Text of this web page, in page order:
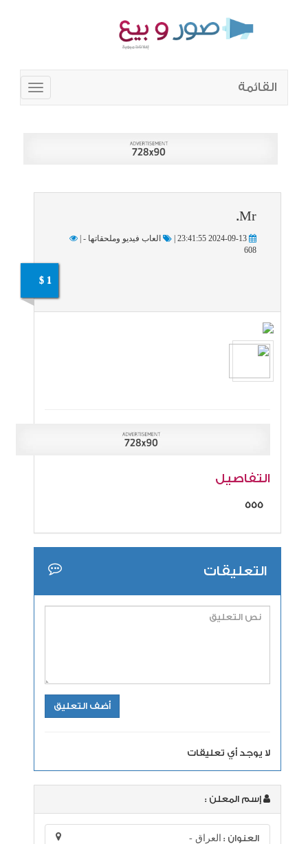
Toggle
navigation
القائمة
العاب فيديو وملحقاتها - |
التفاصيل
التعليقات
لا يوجد أي تعليقات
إسم المعلن :
العنوان :العراق -